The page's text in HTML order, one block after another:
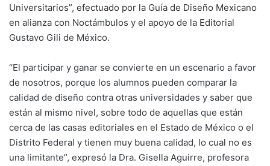
Universitarios”, efectuado por la Guía de Diseño Mexicano
en alianza con Noctámbulos y el apoyo de la Editorial
Gustavo Gili de México.
“El participar y ganar se convierte en un escenario a favor
de nosotros, porque los alumnos pueden comparar la
calidad de diseño contra otras universidades y saber que
están al mismo nivel, sobre todo de aquellas que están
cerca de las casas editoriales en el Estado de México o el
Distrito Federal y tienen muy buena calidad, lo cual no es
una limitante”, expresó la Dra. Gisella Aguirre, profesora